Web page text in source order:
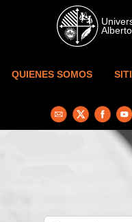
Skip to main content
QUIENES SOMOS